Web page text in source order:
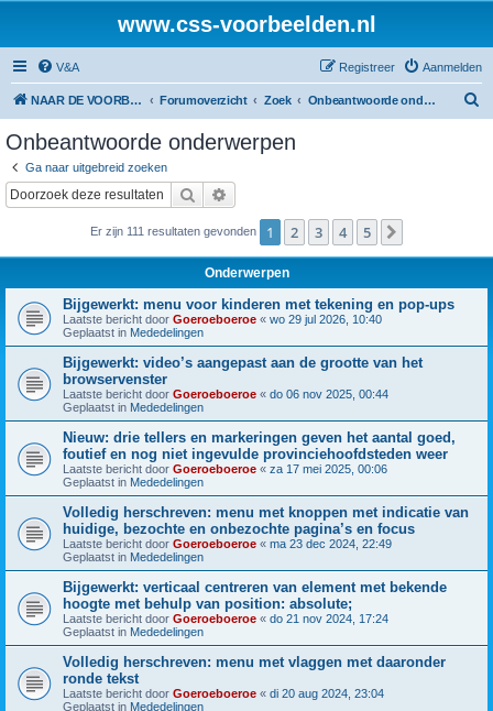
www.css-voorbeelden.nl
V&A Aanmelden
Registreer
NAAR DE VOORBEELDEN Forumoverzicht Zoek Onbeantwoorde onderwerpen
Onbeantwoorde onderwerpen
Ga naar uitgebreid zoeken
Zoek
Er zijn 111 resultaten gevonden 1 2 3 4 5
Onderwerpen
Bijgewerkt: menu voor kinderen met tekening en pop-ups
Laatste bericht door Goeroeboeroe « wo 29 jul 2026, 10:40
Geplaatst in Mededelingen
Bijgewerkt: video’s aangepast aan de grootte van het
browservenster
Laatste bericht door Goeroeboeroe « do 06 nov 2025, 00:44
Geplaatst in Mededelingen
Nieuw: drie tellers en markeringen geven het aantal goed,
foutief en nog niet ingevulde provinciehoofdsteden weer
Laatste bericht door Goeroeboeroe « za 17 mei 2025, 00:06
Geplaatst in Mededelingen
Volledig herschreven: menu met knoppen met indicatie van
huidige, bezochte en onbezochte pagina’s en focus
Laatste bericht door Goeroeboeroe « ma 23 dec 2024, 22:49
Geplaatst in Mededelingen
Bijgewerkt: verticaal centreren van element met bekende
hoogte met behulp van position: absolute;
Laatste bericht door Goeroeboeroe « do 21 nov 2024, 17:24
Geplaatst in Mededelingen
Volledig herschreven: menu met vlaggen met daaronder
ronde tekst
Laatste bericht door Goeroeboeroe « di 20 aug 2024, 23:04
Geplaatst in Mededelingen